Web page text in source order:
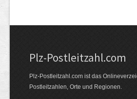
Plz-Postleitzahl.com
Plz-Postleitzahl.com ist das
Postleitzahlen, Orte und Regionen.